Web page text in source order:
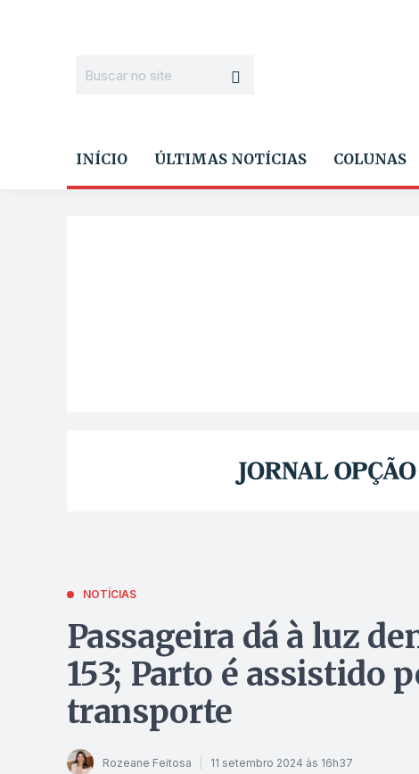
INÍCIO ÚLTIMAS NOTÍCIAS COLUNAS
NOTÍCIAS
Passageira dá à luz
153; Parto é assistido
transporte
Rozeane Feitosa 11 setembro 2024 às 16h37